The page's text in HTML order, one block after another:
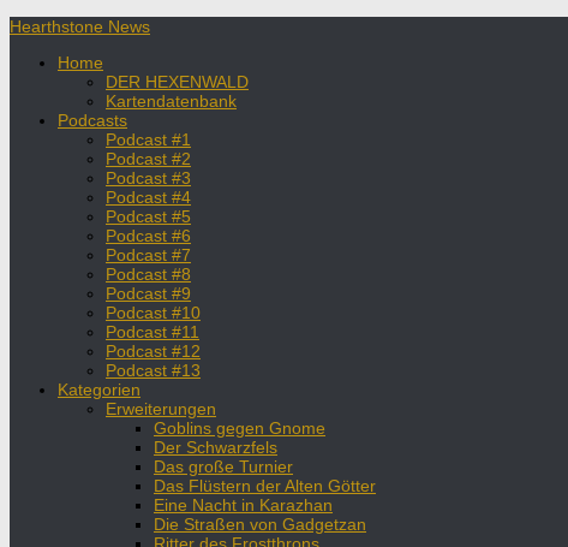
Hearthstone News
Home
DER HEXENWALD
Kartendatenbank
Podcasts
Podcast #1
Podcast #2
Podcast #3
Podcast #4
Podcast #5
Podcast #6
Podcast #7
Podcast #8
Podcast #9
Podcast #10
Podcast #11
Podcast #12
Podcast #13
Kategorien
Erweiterungen
Goblins gegen Gnome
Der Schwarzfels
Das große Turnier
Das Flüstern der Alten Götter
Eine Nacht in Karazhan
Die Straßen von Gadgetzan